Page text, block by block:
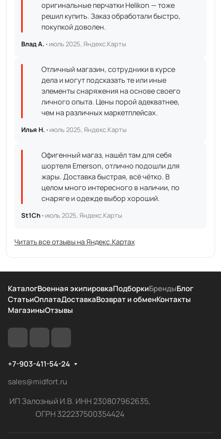
оригинальные перчатки Helikon — тоже
решил купить. Заказ обработали быстро,
покупкой доволен.
Влад А. · июль 2025, Яндекс.Карты
Отличный магазин, сотрудники в курсе
дела и могут подсказать те или иные
элементы снаряжения на основе своего
личного опыта. Цены порой адекватнее,
чем на различных маркетплейсах.
Илья Н. · июль 2025, Яндекс.Карты
Офигенный магаз, нашёл там для себя
шортеля Emerson, отлично подошли для
жары. Доставка быстрая, всё чётко. В
целом много интересного в наличии, по
снаряге и одежде выбор хороший.
St1Ch · июль 2025, Яндекс.Карты
Читать все отзывы на Яндекс.Картах
КаталогВоенная экипировкаПодборкиБрендыБлог
СтатьиОплатаДоставкаВозврат и обменКонтакты
МагазиныОтзывы
+7-903-411-54-24
sales@midfort.ru
ИП Залозный И.В. ИНН 230807962635,
ОГРН 322237500354424